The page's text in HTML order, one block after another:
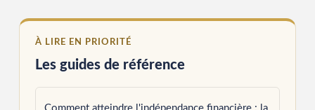
À LIRE EN PRIORITÉ
Les guides de référence